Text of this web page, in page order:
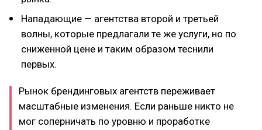
Нападающие — агентства второй и третьей
волны, которые предлагали те же услуги, но по
сниженной цене и таким образом теснили
первых.
Рынок брендинговых агентств переживает
масштабные изменения. Если раньше никто не
мог соперничать по уровню и проработке